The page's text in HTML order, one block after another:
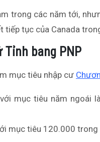
trong các năm tới,
tiếp tục của Canada
bang PNP
mục tiêu nhập cư
mục tiêu năm ngoái
mục tiêu 120.000 trong